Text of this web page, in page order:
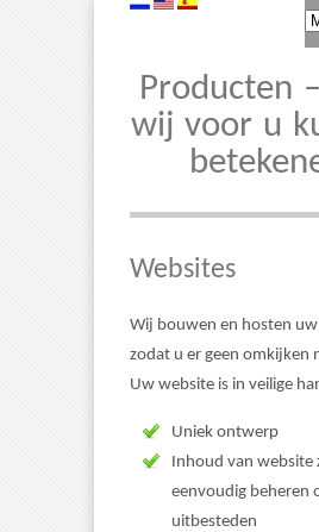
Producten
wij voor u
Websites
Wij bouwen en hosten
zodat u er geen omkijken
Uw website is in veilige
Uniek ontwerp
Inhoud van website
eenvoudig beheren
uitbesteden